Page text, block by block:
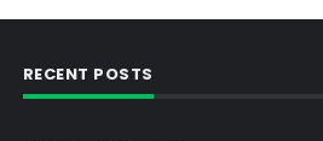
RECENT POSTS